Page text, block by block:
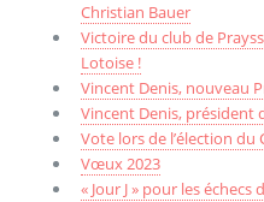
Christian Bauer
Victoire du club de
Lotoise !
Vincent Denis, nouveau
Vincent Denis, président
Vote lors de l’élection du
Vœux 2023
« Jour J » pour les échecs